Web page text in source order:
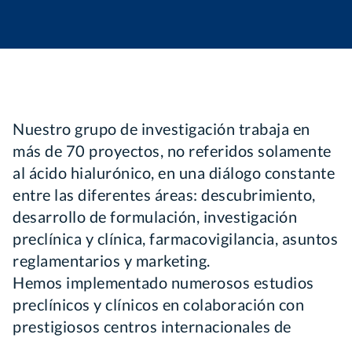
Nuestro grupo de investigación trabaja en
más de 70 proyectos, no referidos solamente
al ácido hialurónico, en una diálogo constante
entre las diferentes áreas: descubrimiento,
desarrollo de formulación, investigación
preclínica y clínica, farmacovigilancia, asuntos
reglamentarios y marketing.
Hemos implementado numerosos estudios
preclínicos y clínicos en colaboración con
prestigiosos centros internacionales de